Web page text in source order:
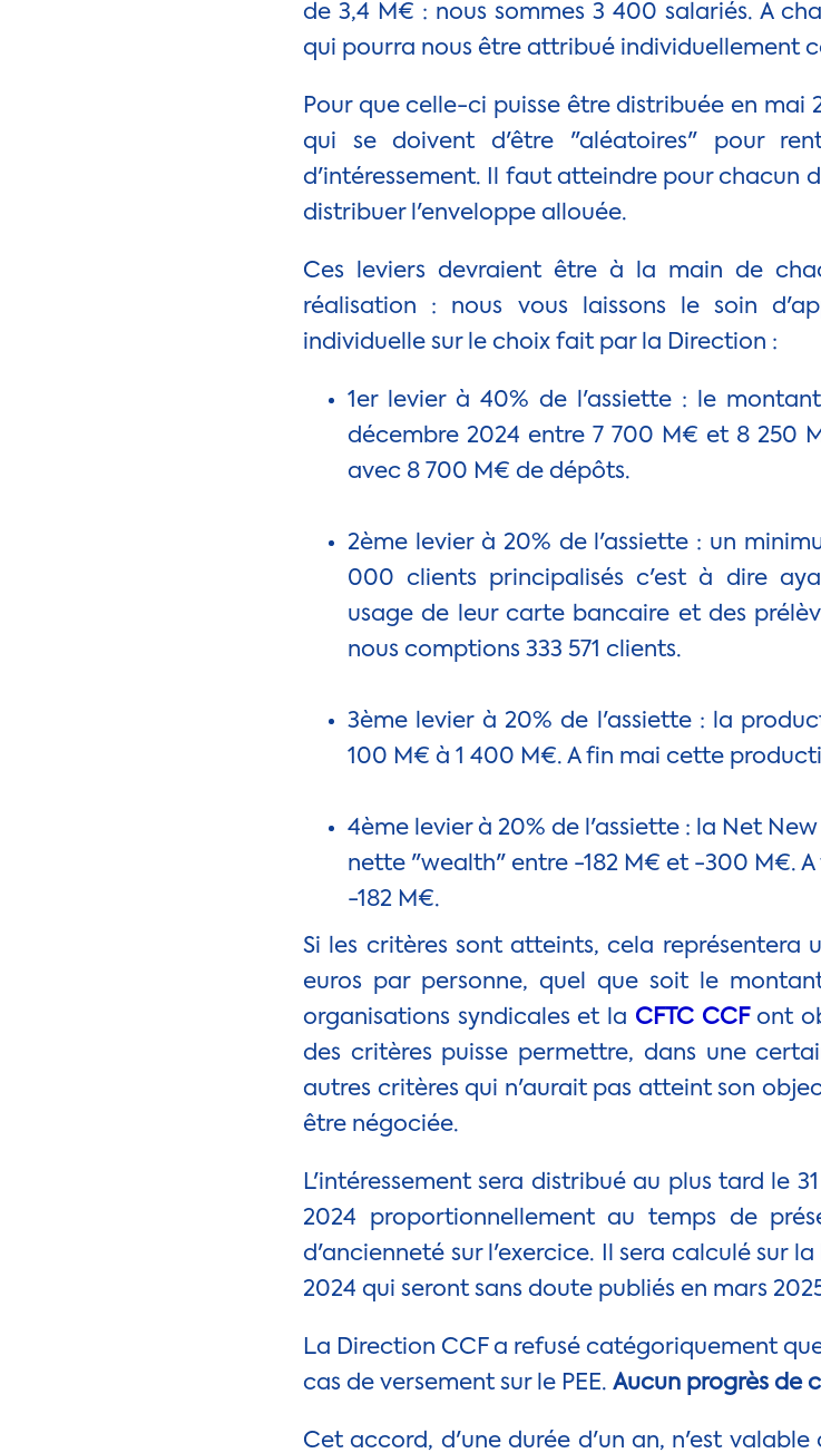
de 3,4 M€ : nous sommes 3 400 salariés. A
qui pourra nous être attribué individuellement
Pour que celle-ci puisse être distribuée en mai
qui se doivent d'être "aléatoires" pour
d'intéressement. Il faut atteindre pour chacun
distribuer l'enveloppe allouée.
Ces leviers devraient être à la main de
réalisation : nous vous laissons le soin
individuelle sur le choix fait par la Direction :
1er levier à 40% de l'assiette : le
décembre 2024 entre 7 700 M€ et 8 250
avec 8 700 M€ de dépôts.
2ème levier à 20% de l'assiette : un
000 clients principalisés c'est à dire
usage de leur carte bancaire et des
nous comptions 333 571 clients.
3ème levier à 20% de l'assiette : la
100 M€ à 1 400 M€. A fin mai cette
4ème levier à 20% de l'assiette : la Net
nette "wealth" entre -182 M€ et -300 M€.
-182 M€.
Si les critères sont atteints, cela représentera
euros par personne, quel que soit le
organisations syndicales et la CFTC CCFont
des critères puisse permettre, dans une
autres critères qui n'aurait pas atteint son
être négociée.
L'intéressement sera distribué au plus tard le
2024 proportionnellement au temps de
d'ancienneté sur l'exercice. Il sera calculé sur
2024 qui seront sans doute publiés en mars
La Direction CCF a refusé catégoriquement
cas de versement sur le PEE. Aucun progrès de
Cet accord, d'une durée d'un an, n'est valable